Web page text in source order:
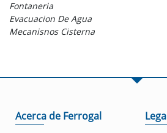
Fontaneria
Evacuacion De Agua
Mecanisnos Cisterna
Acerca de Ferrogal